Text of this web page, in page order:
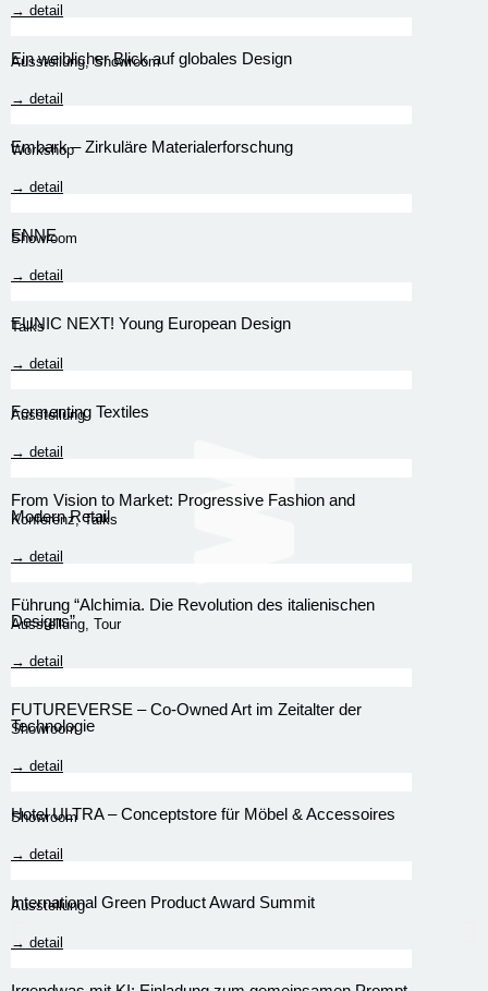
→ detail
Ein weiblicher Blick auf globales Design
Ausstellung,Showroom
→ detail
Embark – Zirkuläre Materialerforschung
Workshop
→ detail
ENNE
Showroom
→ detail
EUNIC NEXT! Young European Design
Talks
→ detail
Fermenting Textiles
Ausstellung
→ detail
From Vision to Market: Progressive Fashion and
Modern Retail
Konferenz,Talks
→ detail
Führung “Alchimia. Die Revolution des italienischen
Designs”
Ausstellung Tour
→ detail
FUTUREVERSE – Co-Owned Art im Zeitalter der
Technologie
Showroom
→ detail
Hotel ULTRA – Conceptstore für Möbel & Accessoires
Showroom
→ detail
International Green Product Award Summit
Ausstellung
→ detail